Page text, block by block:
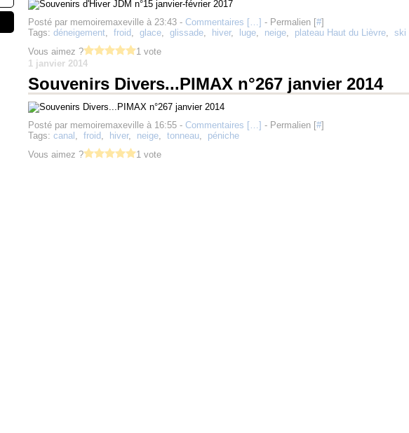
Posté par memoiremaxeville à 23:43 - Commentaires […] - Permalien [#]
Tags: déneigement, froid, glace, glissade, hiver, luge, neige, plateau Haut du Lièvre, ski
Vous aimez ?
1 vote
1 janvier 2014
Souvenirs Divers...PIMAX n°267 janvier 2014
Posté par memoiremaxeville à 16:55 - Commentaires […] - Permalien [#]
Tags: canal , froid, hiver, neige, tonneau, péniche
Vous aimez ?
1 vote